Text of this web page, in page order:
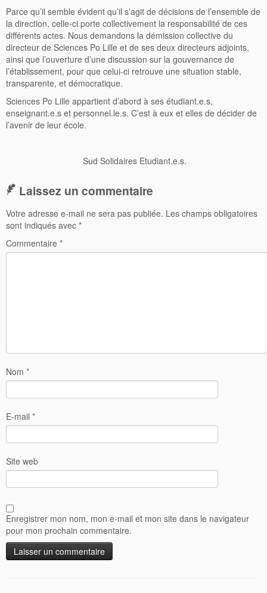
Parce qu’il semble évident qu’il s’agit de décisions de l’ensemble de
la direction, celle-ci porte collectivement la responsabilité de ces
différents actes. Nous demandons la démission collective du
directeur de Sciences Po Lille et de ses deux directeurs adjoints,
ainsi que l’ouverture d’une discussion sur la gouvernance de
l’établissement, pour que celui-ci retrouve une situation stable,
transparente, et démocratique.
Sciences Po Lille appartient d’abord à ses étudiant.e.s,
enseignant.e.s et personnel.le.s. C’est à eux et elles de décider de
l’avenir de leur école.
Sud Solidaires Etudiant.e.s.
Laissez un commentaire
Votre adresse e-mail ne sera pas publiée. Les champs obligatoires
sont indiqués avec *
Commentaire *
Nom *
E-mail *
Site web
Enregistrer mon nom, mon e-mail et mon site dans le navigateur
pour mon prochain commentaire.